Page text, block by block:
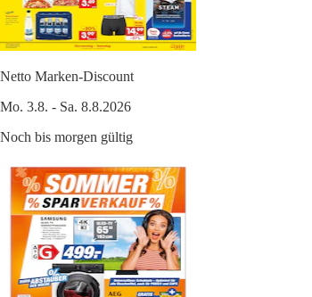
Netto Marken-Discount
Mo. 3.8. - Sa. 8.8.2026
Noch bis morgen gültig